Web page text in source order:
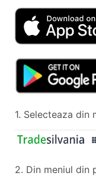
1. Selecteaza din
2. Din meniul din